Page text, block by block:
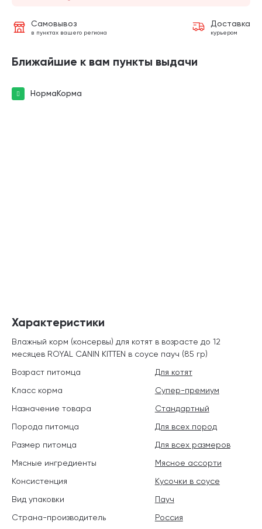
Самовывоз
в пунктах вашего региона
Доставка
курьером
Ближайшие к вам пункты выдачи
НормаКорма
Характеристики
Влажный корм (консервы) для котят в возрасте до 12
месяцев ROYAL CANIN KITTEN в соусе пауч (85 гр)
Возраст питомца
Для котят
Класс корма
Супер-премиум
Назначение товара
Стандартный
Порода питомца
Для всех пород
Размер питомца
Для всех размеров
Мясные ингредиенты
Мясное ассорти
Консистенция
Кусочки в соусе
Вид упаковки
Пауч
Страна-производитель
Россия